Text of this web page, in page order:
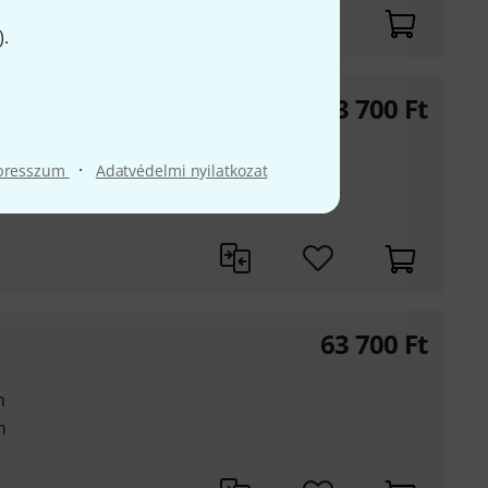
· Adatvédelmi nyilatkozat
63 700 Ft
63 700 Ft